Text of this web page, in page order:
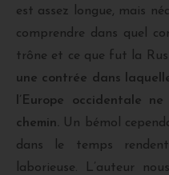
est assez longue, mais
comprendre dans quel
trône et ce que fut la
une contrée dans
l’Europe occidentale
chemin. Un bémol
dans le temps
laborieuse. L’auteur